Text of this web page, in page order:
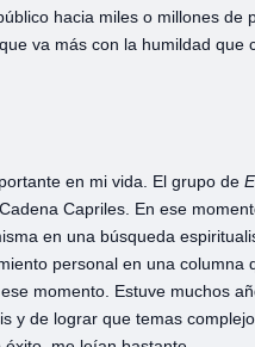
hacia miles o millones
va más con la humildad que
en mi vida. El grupo de
Cadena Capriles. En ese
en una búsqueda
personal en una columna
momento. Estuve muchos
y de lograr que temas